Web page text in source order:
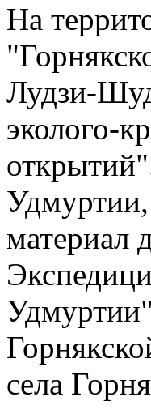
На
Лудзи-
эколого-
материал
села